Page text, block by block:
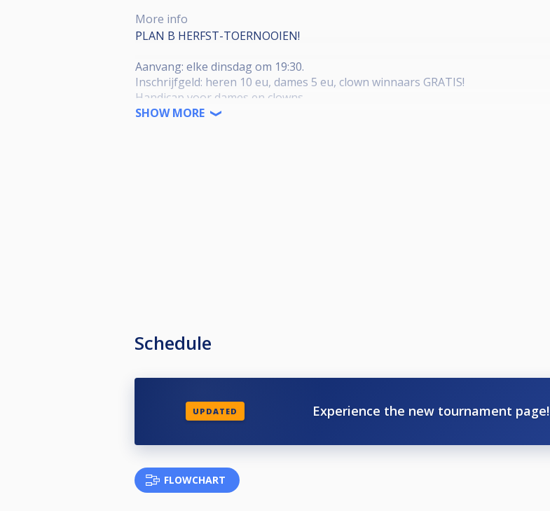
More info
PLAN B HERFST-TOERNOOIEN!
Aanvang: elke dinsdag om 19:30.
Inschrijfgeld: heren 10 eu, dames 5 eu, clown winnaars GRATIS!
Handicap voor dames en clowns.
SHOW MORE
Schedule
UPDATED Experience the new tournament page!
FLOWCHART